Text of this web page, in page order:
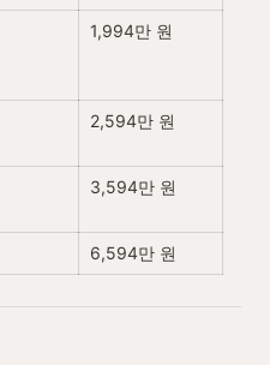
1,994만 원
2,594만 원
3,594만 원
6,594만 원